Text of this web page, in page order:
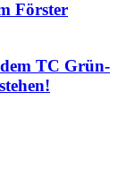
Förster
TC Grün-